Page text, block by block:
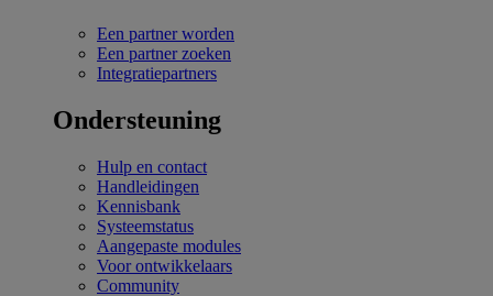
Een partner worden
Een partner zoeken
Integratiepartners
Ondersteuning
Hulp en contact
Handleidingen
Kennisbank
Systeemstatus
Aangepaste modules
Voor ontwikkelaars
Community